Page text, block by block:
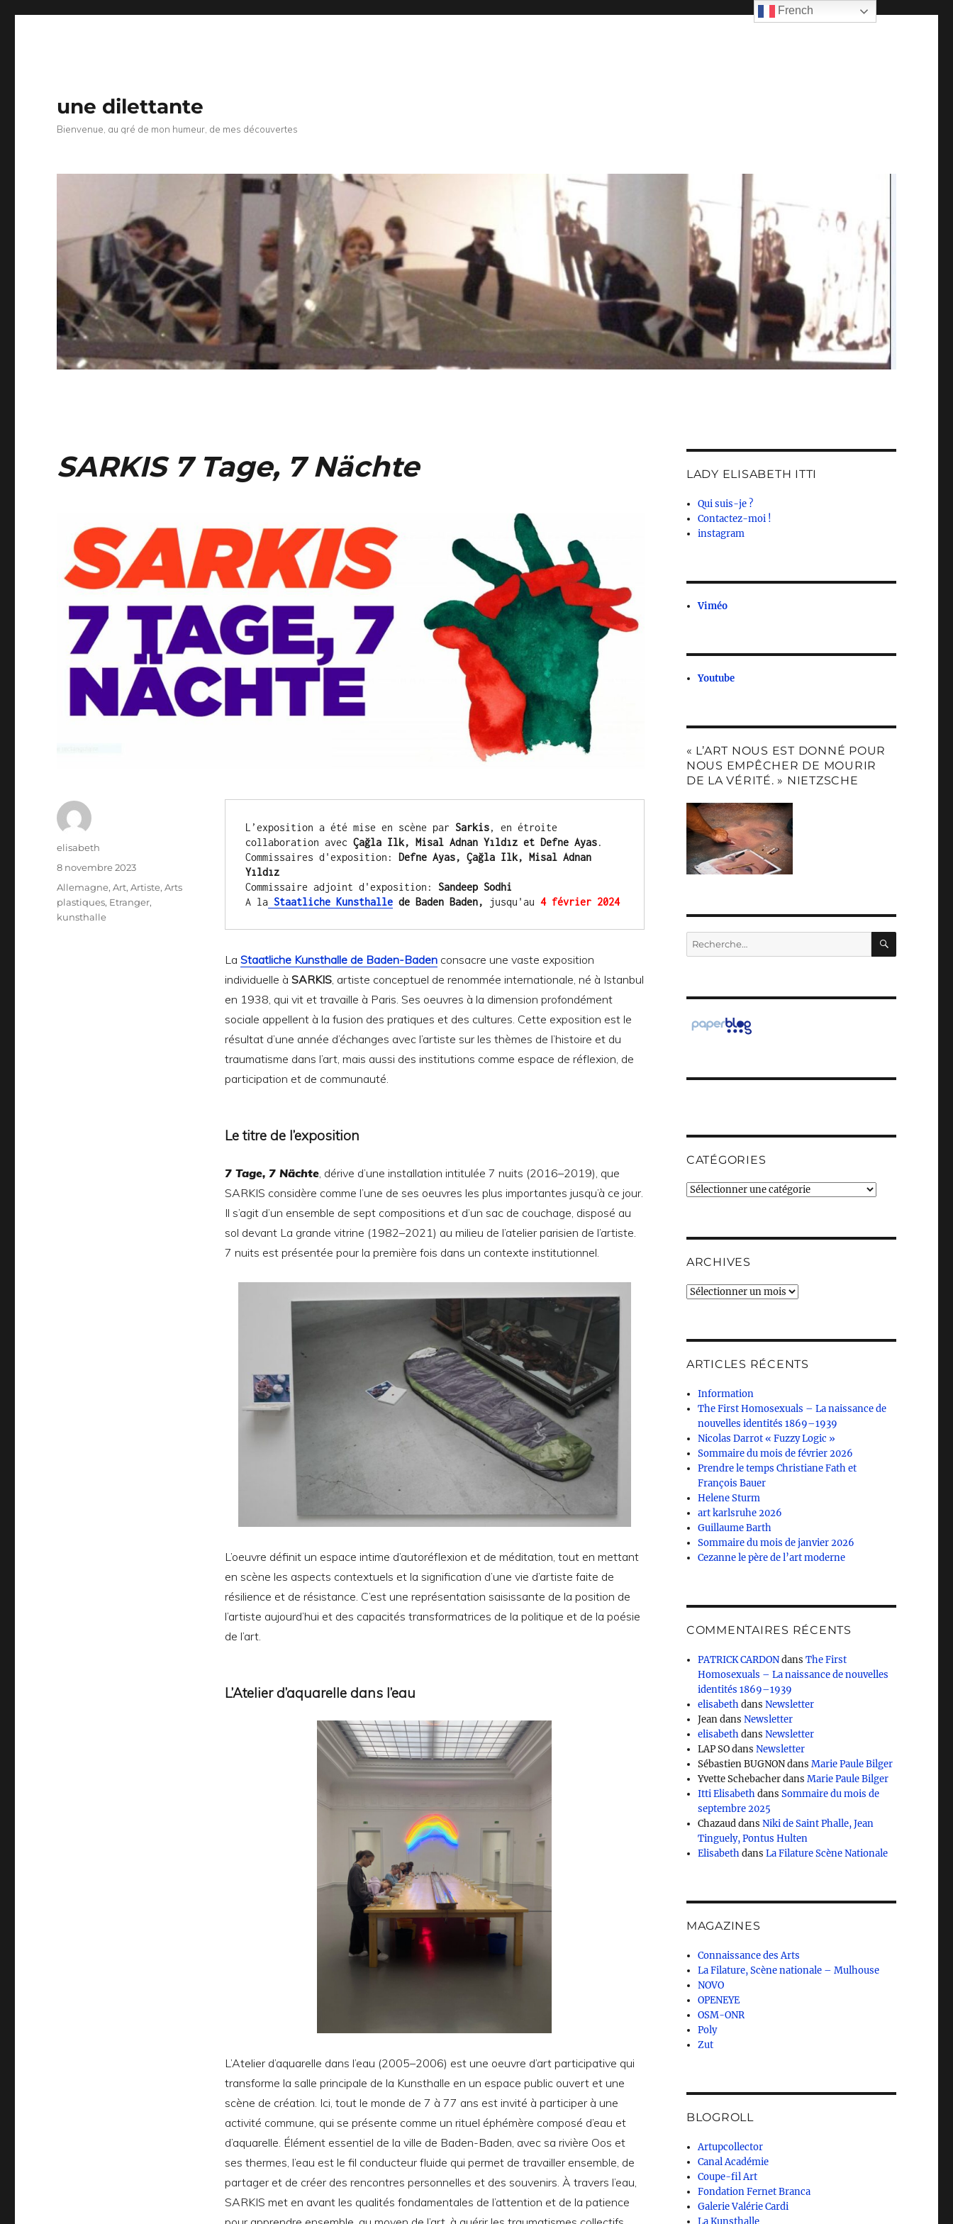
une dilettante
Bienvenue, au gré de mon humeur, de mes découvertes
SARKIS 7 Tage, 7 Nächte
L’exposition a été mise en scène par Sarkis, en étroite
collaboration avec Çağla Ilk, Misal Adnan Yıldız et Defne Ayas.
Commissaires d'exposition: Defne Ayas, Çağla Ilk, Misal Adnan
Yıldız
Commissaire adjoint d'exposition:
A la Staatliche Kunsthalle de Baden Baden, jusqu'au 4 février 2024
La Staatliche Kunsthalle de Baden-Baden consacre une vaste exposition
individuelle à SARKIS, artiste conceptuel de renommée internationale, né à Istanbul
en 1938, qui vit et travaille à Paris. Ses oeuvres à la dimension profondément
sociale appellent à la fusion des pratiques et des cultures. Cette exposition est le
résultat d’une année d’échanges avec l’artiste sur les thèmes de l’histoire et du
traumatisme dans l’art, mais aussi des institutions comme espace de réflexion, de
participation et de communauté.
Le titre de l’exposition
7 Tage, 7 Nächte, dérive d’une installation intitulée 7 nuits (2016–2019), que
SARKIS considère comme l’une de ses oeuvres les plus importantes jusqu’à ce jour.
Il s’agit d’un ensemble de sept compositions et d’un sac de couchage, disposé au
sol devant La grande vitrine (1982–2021) au milieu de l’atelier parisien de l’artiste.
7 nuits est présentée pour la première fois dans un contexte institutionnel.
L’oeuvre définit un espace intime d’autoréflexion et de méditation, tout en mettant
en scène les aspects contextuels et la signification d’une vie d’artiste faite de
résilience et de résistance. C’est une représentation saisissante de la position de
l’artiste aujourd’hui et des capacités transformatrices de la politique et de la poésie
de l’art.
L’Atelier d’aquarelle dans l’eau
L’Atelier d’aquarelle dans l’eau (2005–2006) est une oeuvre d’art participative qui
transforme la salle principale de la Kunsthalle en un espace public ouvert et une
scène de création. Ici, tout le monde de 7 à 77 ans est invité à participer à une
activité commune, qui se présente comme un rituel éphémère composé d’eau et
d’aquarelle. Élément essentiel de la ville de Baden-Baden, avec sa rivière Oos et
ses thermes, l’eau est le fil conducteur fluide qui permet de travailler ensemble, de
partager et de créer des rencontres personnelles et des souvenirs. À travers l’eau,
SARKIS met en avant les qualités fondamentales de l’attention et de la patience
Auteur
elisabeth
Publié
le
8 novembre 2023
Catégories
Allemagne,Art,Artiste,Arts
plastiques, Etranger,
kunsthalle
LADY ELISABETH ITTI
Qui suis-je ?
Contactez-moi !
instagram
Viméo
Youtube
« L’ART NOUS EST DONNÉ POUR
NOUS EMPÊCHER DE MOURIR
DE LA VÉRITÉ. » NIETZSCHE
Recherche
pour :
CATÉGORIES
Catégories
ARCHIVES
Archives
ARTICLES RÉCENTS
Information
The First Homosexuals – La naissance de
nouvelles identités 1869–1939
Nicolas Darrot « Fuzzy Logic »
Sommaire du mois de février 2026
Prendre le temps Christiane Fath et
François Bauer
Helene Sturm
art karlsruhe 2026
Guillaume Barth
Sommaire du mois de janvier 2026
Cezanne le père de l’art moderne
COMMENTAIRES RÉCENTS
PATRICK CARDONdansThe First
Homosexuals – La naissance de nouvelles
identités 1869–1939
elisabethdansNewsletter
JeandansNewsletter
elisabethdansNewsletter
LAP SOdansNewsletter
Sébastien BUGNONdansMarie Paule Bilger
Yvette SchebacherdansMarie Paule Bilger
Itti ElisabethdansSommaire du mois de
septembre 2025
ChazauddansNiki de Saint Phalle, Jean
Tinguely, Pontus Hulten
ElisabethdansLa Filature Scène Nationale
MAGAZINES
Connaissance des Arts
La Filature, Scène nationale – Mulhouse
NOVO
OPENEYE
OSM-ONR
Poly
Zut
BLOGROLL
Artupcollector
Canal Académie
Coupe-fil Art
Fondation Fernet Branca
Galerie Valérie Cardi
French